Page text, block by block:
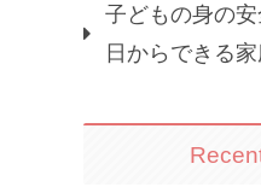
子どもの身の
日からできる